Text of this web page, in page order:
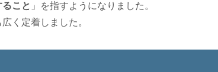
こと 」を指すようになりました。
く定着しました。